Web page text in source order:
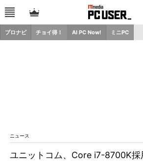
プロナビ チョイ得！ AI PC Now! ミニPC
ニュース
ユニットコム、Core i7-8700K採